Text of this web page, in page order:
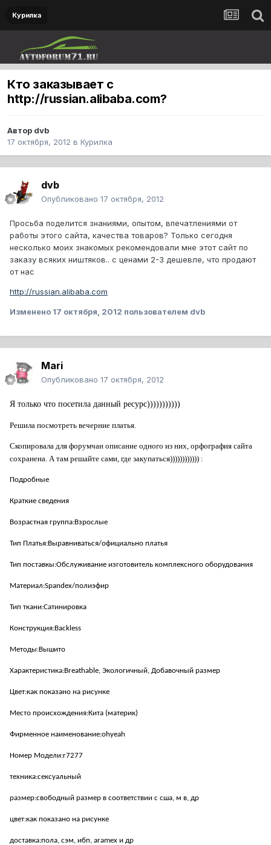
Курилка
Кто заказывает с
http://russian.alibaba.com?
Автор dvb
17 октября, 2012 в Курилка
dvb
Опубликовано 17 октября, 2012
Просьба поделится знаниями, опытом, впечатлениями от
работы этого сайта, качества товаров? Только сегодня
несколько моих знакомых рекомендовали мне этот сайт по
заказу всяких ништяков.. с ценами 2-3 дешевле, что продают
от нас
http://russian.alibaba.com
Изменено 17 октября, 2012 пользователем dvb
Mari
Опубликовано 17 октября, 2012
Я только что посетила данный ресурс)))))))))))
Решила посмотреть вечерние платья.
Скопировала для форумчан описание одного из них, орфография сайта
сохранена. А там решайте сами, где закупаться)))))))))))) :
Подробные
Краткие сведения
Возрастная группа:Взрослые
Тип Платья:Выравниваться/официально платья
Тип поставкы:Обслуживание изготовитель комплексного оборудования
Материал:Spandex/полиэфир
Тип ткани:Сатинировка
Конструкция:Backless
Методы:Вышито
Характеристика:Breathable, Экологичный, Добавочный размер
Цвет:как показано на рисунке
Место происхождения:Кита (материк)
Фирменное наименование:ohyeah
Номер Модели:r7277
техника:сексуальный
размер:свободный размер в соответствии с сша, м в, др
цвет:как показано на рисунке
доставка:пола, сэм, ибп, aramex и др